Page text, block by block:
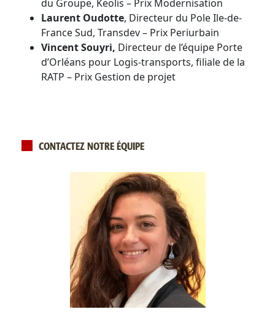
du Groupe, Keolis – Prix Modernisation
Laurent Oudotte, Directeur du Pole Ile-de-
France Sud, Transdev – Prix Periurbain
Vincent Souyri, Directeur de l’équipe Porte
d’Orléans pour Logis-transports, filiale de la
RATP – Prix Gestion de projet
CONTACTEZ NOTRE ÉQUIPE